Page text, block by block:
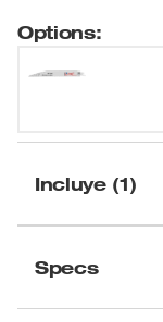
Options:
Incluye (1)
(1)
Specs